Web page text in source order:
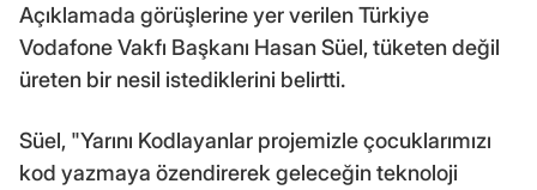
Açıklamada görüşlerine yer verilen Türkiye
Vodafone Vakfı Başkanı Hasan Süel, tüketen değil
üreten bir nesil istediklerini belirtti.
Süel, "Yarını Kodlayanlar projemizle çocuklarımızı
kod yazmaya özendirerek geleceğin teknoloji